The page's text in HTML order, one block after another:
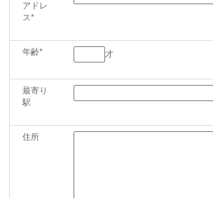
アドレ
ス*
年齢* 才
最寄り
駅
住所